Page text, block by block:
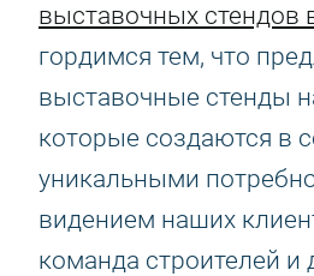
выставочных стендов
гордимся тем, что
выставочные стенды
которые создаются в
уникальными
видением наших
команда строителей и